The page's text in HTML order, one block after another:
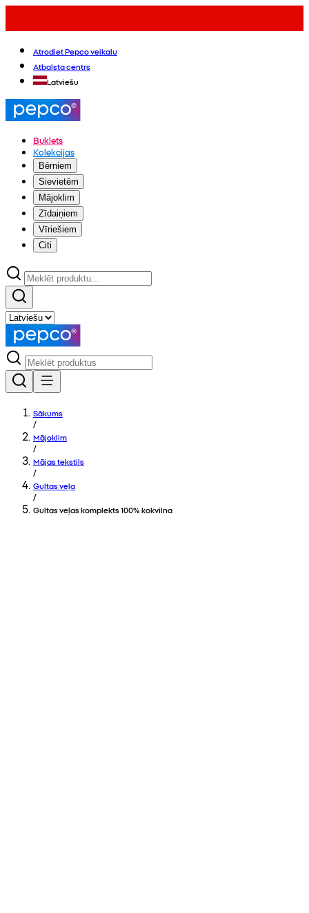
Atrodiet Pepco veikalu
Atbalsta centrs
Latviešu
Buklets
Kolekcijas
Bērniem
Sievietēm
Mājoklim
Zīdaiņiem
Vīriešiem
Citi
Sākums
/
Mājoklim
/
Mājas tekstils
/
Gultas veļa
/
Gultas veļas komplekts 100% kokvilna